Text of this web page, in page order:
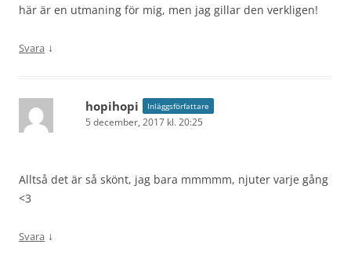
här är en utmaning för mig, men jag gillar den verkligen!
Svara ↓
hopihopi Inläggsförfattare
5 december, 2017 kl. 20:25
Alltså det är så skönt, jag bara mmmmm, njuter varje gång
<3
Svara ↓